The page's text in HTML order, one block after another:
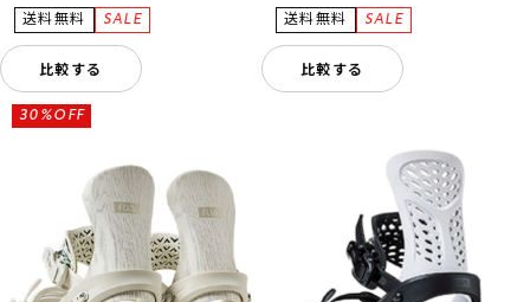
比較する 比較する
30%OFF